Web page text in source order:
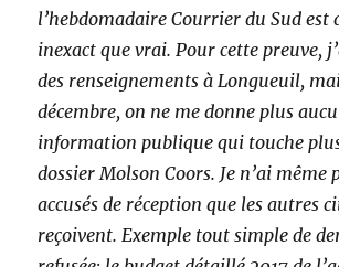
l’hebdomadaire Courrier du Sud est
inexact que vrai. Pour cette preuve,
des renseignements à Longueuil,
décembre, on ne me donne plus
information publique qui touche
dossier Molson Coors. Je n’ai même
accusés de réception que les autres
reçoivent. Exemple tout simple de